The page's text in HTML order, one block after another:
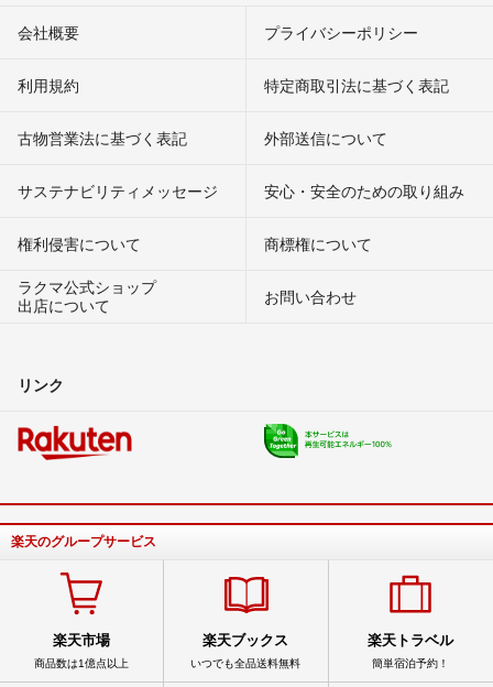
会社概要 プライバシーポリシー
利用規約 特定商取引法に基づく表記
古物営業法に基づく表記 外部送信について
サステナビリティメッセージ 安心・安全のための取り組み
権利侵害について
商標権について
ラクマ公式ショップ
出店について
お問い合わせ
リンク
楽天のグループサービス
楽天市場
商品数は1億点以上
楽天ブックス
いつでも全品送料無料
楽天トラベル
簡単宿泊予約！